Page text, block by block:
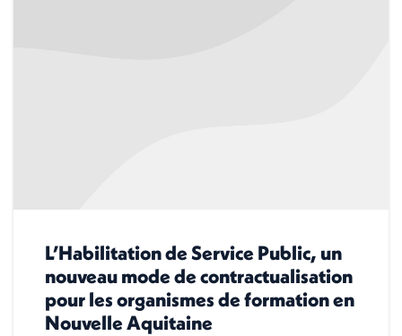
L’Habilitation de Service Public, un
nouveau mode de contractualisation
pour les organismes de formation en
Nouvelle Aquitaine